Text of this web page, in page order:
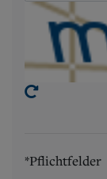
*Pflichtfelder